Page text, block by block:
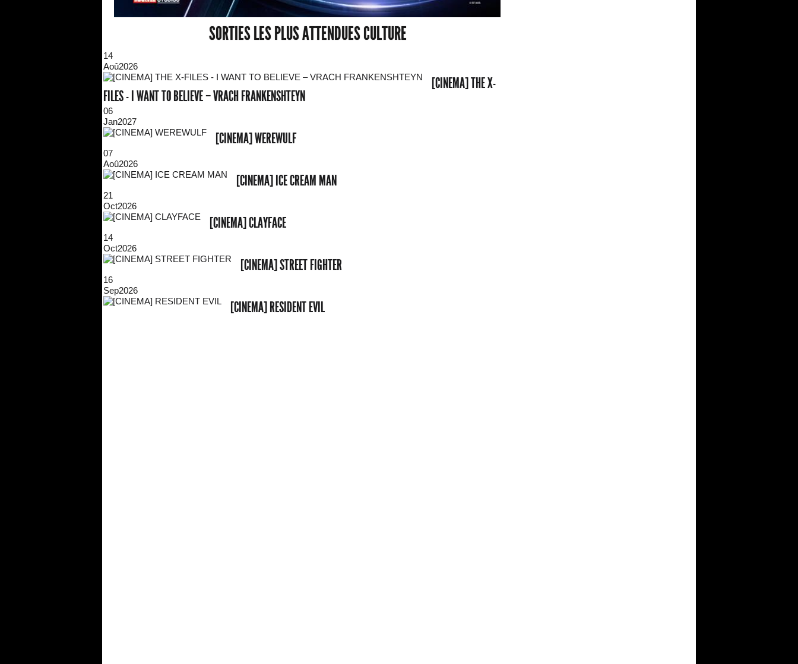
SORTIES LES PLUS ATTENDUES CULTURE
14
Aoû2026
[CINEMA] THE X-
FILES - I WANT TO BELIEVE – VRACH FRANKENSHTEYN
06
Jan2027
[CINEMA] WEREWULF
07
Aoû2026
[CINEMA] ICE CREAM MAN
21
Oct2026
[CINEMA] CLAYFACE
14
Oct2026
[CINEMA] STREET FIGHTER
16
Sep2026
[CINEMA] RESIDENT EVIL